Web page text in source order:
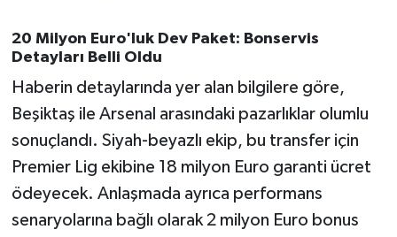
20 Milyon Euro'luk Dev Paket: Bonservis
Detayları Belli Oldu
Haberin detaylarında yer alan bilgilere göre,
Beşiktaş ile Arsenal arasındaki pazarlıklar olumlu
sonuçlandı. Siyah-beyazlı ekip, bu transfer için
Premier Lig ekibine 18 milyon Euro garanti ücret
ödeyecek. Anlaşmada ayrıca performans
senaryolarına bağlı olarak 2 milyon Euro bonus
Savaştepe
SEYAHAT
SİYASET
Sındırgı
SPOR